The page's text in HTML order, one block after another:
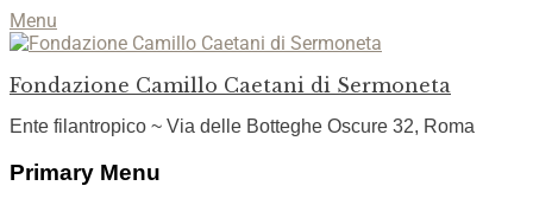
Menu
Fondazione Camillo Caetani di Sermoneta
Ente filantropico ~ Via delle Botteghe Oscure 32, Roma
Facebook
YouTube
Instagram
Primary Menu